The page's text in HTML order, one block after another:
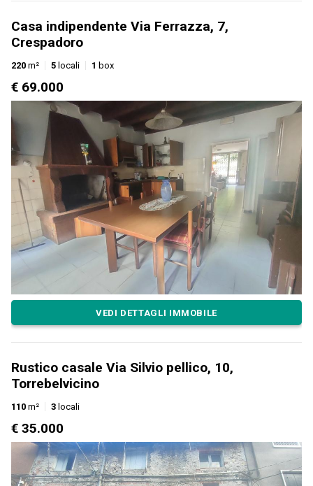
Casa indipendente Via Ferrazza, 7,
Crespadoro
220 m² 5 locali 1 box
€ 69.000
VEDI DETTAGLI IMMOBILE
Rustico casale Via Silvio pellico, 10,
Torrebelvicino
110 m² 3 locali
€ 35.000